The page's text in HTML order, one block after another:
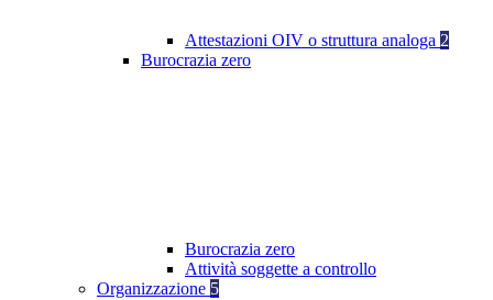
Attestazioni OIV o struttura analoga 2
Burocrazia zero
Burocrazia zero
Attività soggette a controllo
Organizzazione 5